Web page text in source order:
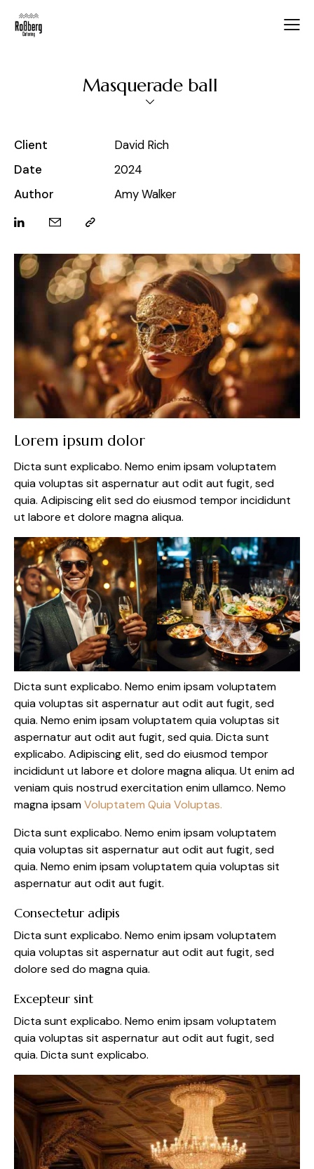
Masquerade ball
Client
David Rich
Date
2024
Author
Amy Walker
Lorem ipsum dolor
Dicta sunt explicabo. Nemo enim ipsam voluptatem
quia voluptas sit aspernatur aut odit aut fugit, sed
quia. Adipiscing elit sed do eiusmod tempor incididunt
ut labore et dolore magna aliqua.
Dicta sunt explicabo. Nemo enim ipsam voluptatem
quia voluptas sit aspernatur aut odit aut fugit, sed
quia. Nemo enim ipsam voluptatem quia voluptas sit
aspernatur aut odit aut fugit, sed quia. Dicta sunt
explicabo. Adipiscing elit, sed do eiusmod tempor
incididunt ut labore et dolore magna aliqua. Ut enim ad
veniam quis nostrud exercitation enim ullamco. Nemo
magna ipsamVoluptatem Quia Voluptas.
Dicta sunt explicabo. Nemo enim ipsam voluptatem
quia voluptas sit aspernatur aut odit aut fugit, sed
quia. Nemo enim ipsam voluptatem quia voluptas sit
aspernatur aut odit aut fugit.
Consectetur adipis
Dicta sunt explicabo. Nemo enim ipsam voluptatem
quia voluptas sit aspernatur aut odit aut fugit, sed
dolore sed do magna quia.
Excepteur sint
Dicta sunt explicabo. Nemo enim ipsam voluptatem
quia voluptas sit aspernatur aut odit aut fugit, sed
quia. Dicta sunt explicabo.